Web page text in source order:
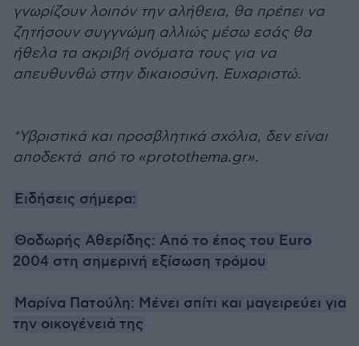
γνωρίζουν λοιπόν την αλήθεια, θα πρέπει να
ζητήσουν συγγνώμη αλλιώς μέσω εσάς θα
ήθελα τα ακριβή ονόματα τους για να
απευθυνθώ στην δικαιοσύνη. Ευχαριστώ.
*Υβριστικά και προσβλητικά σχόλια, δεν είναι
αποδεκτά από το «protothema.gr».
Ειδήσεις σήμερα:
Θοδωρής Αθερίδης: Από το έπος του Euro
2004 στη σημερινή εξίσωση τρόμου
Μαρίνα Πατούλη: Μένει σπίτι και μαγειρεύει για
την οικογένειά της